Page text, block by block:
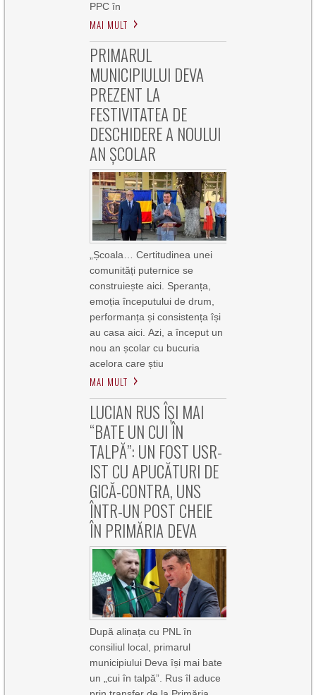
PPC în
MAI MULT
PRIMARUL
MUNICIPIULUI DEVA
PREZENT LA
FESTIVITATEA DE
DESCHIDERE A NOULUI
AN ȘCOLAR
„Școala… Certitudinea unei
comunități puternice se
construiește aici. Speranța,
emoția începutului de drum,
performanța și consistența își
au casa aici. Azi, a început un
nou an școlar cu bucuria
acelora care știu
MAI MULT
LUCIAN RUS ÎȘI MAI
“BATE UN CUI ÎN
TALPĂ”: UN FOST USR-
IST CU APUCĂTURI DE
GICĂ-CONTRA, UNS
ÎNTR-UN POST CHEIE
ÎN PRIMĂRIA DEVA
După alinața cu PNL în
consiliul local, primarul
municipiului Deva își mai bate
un „cui în talpă”. Rus îl aduce